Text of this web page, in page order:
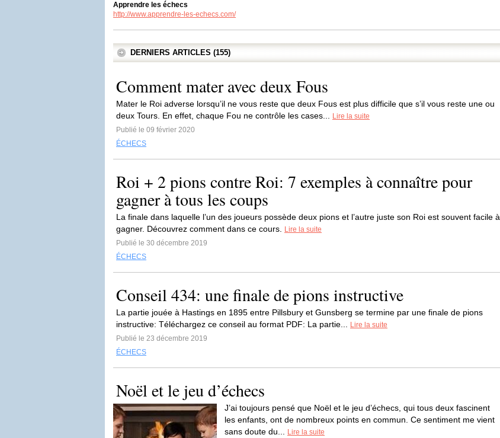
Apprendre les échecs
http://www.apprendre-les-echecs.com/
DERNIERS ARTICLES (155)
Comment mater avec deux Fous
Mater le Roi adverse lorsqu’il ne vous reste que deux Fous est plus difficile que s’il vous reste une ou
deux Tours. En effet, chaque Fou ne contrôle les cases...
Lire la suite
Publié le 09 février 2020
ÉCHECS
Roi + 2 pions contre Roi: 7 exemples à connaître pour
gagner à tous les coups
La finale dans laquelle l’un des joueurs possède deux pions et l’autre juste son Roi est souvent facile à
gagner. Découvrez comment dans ce cours.
Lire la suite
Publié le 30 décembre 2019
ÉCHECS
Conseil 434: une finale de pions instructive
La partie jouée à Hastings en 1895 entre Pillsbury et Gunsberg se termine par une finale de pions
instructive: Téléchargez ce conseil au format PDF: La partie...
Lire la suite
Publié le 23 décembre 2019
ÉCHECS
Noël et le jeu d’échecs
J’ai toujours pensé que Noël et le jeu d’échecs, qui tous deux fascinent
les enfants, ont de nombreux points en commun. Ce sentiment me vient
sans doute du...
Lire la suite